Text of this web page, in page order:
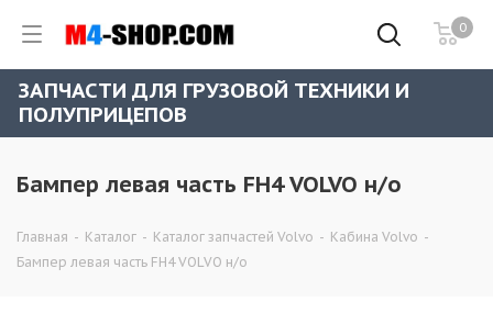
0
ЗАПЧАСТИ ДЛЯ ГРУЗОВОЙ ТЕХНИКИ И
ПОЛУПРИЦЕПОВ
Бампер левая часть FH4 VOLVO н/о
Главная - Каталог - Каталог запчастей Volvo - Кабина Volvo -
Бампер левая часть FH4 VOLVO н/о